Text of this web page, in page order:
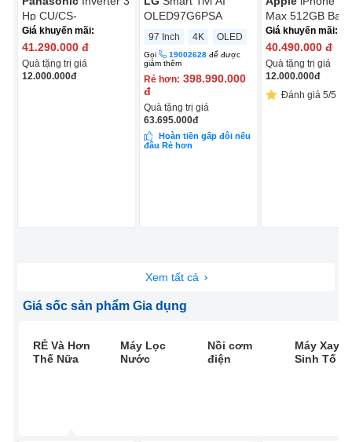
Hp CU/CS-
NZ24CF1H-8N
Giá khuyến mãi:
41.290.000 đ
Quà tặng trị giá
12.000.000đ
OLED97G6PSA
97 Inch 4K OLED
Gọi 19002628 để được
giảm thêm
Rẻ hơn: 398.990.000
đ
Quà tặng trị giá
63.695.000đ
Hoàn tiền gấp đôi nếu
đâu Rẻ hơn
Max 512GB Bạc
Giá khuyến mãi:
40.490.000 đ
Quà tặng trị giá
12.000.000đ
Đánh giá 5/5
Xem tất cả
Giá sốc sản phẩm Gia dụng
RẺ Và Hơn
Thế Nữa
Máy Lọc
Nước
Nồi cơm
điện
Máy Xay
Sinh Tố